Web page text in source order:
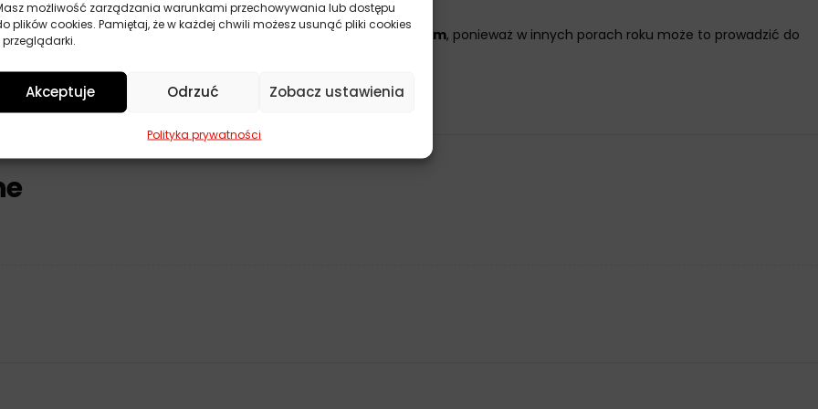
możliwość zarządzania warunkami przechowywania lub dostępu
plików cookies. Pamiętaj, że w każdej chwili możesz usunąć pliki cookies
przeglądarki.
Akceptuje Odrzuć Zobacz ustawienia
Polityka prywatności
cenie, co czyni gopopularnymwyborem wśród kierowców.
do spryskiwaczy Rotor letni jest zalecane
tylko w okresie letnim, ponieważ w innych porach roku może to prowadzić do
w czasie mrozów.